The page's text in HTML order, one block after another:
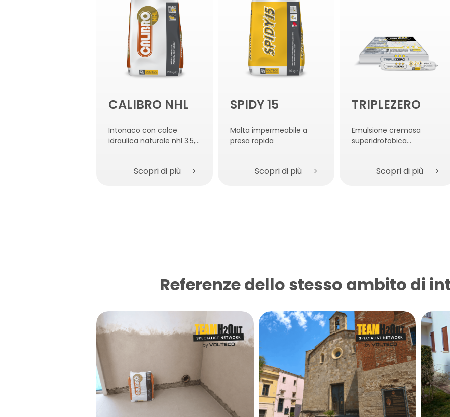
CALIBRO NHL
Intonaco con calce
idraulica naturale nhl 3.5,
Scopri di più
SPIDY 15
Malta impermeabile a
presa rapida
Scopri di più
TRIPLEZERO
Emulsione cremosa
superidrofobica
Scopri di più
Referenze dello stesso ambito di